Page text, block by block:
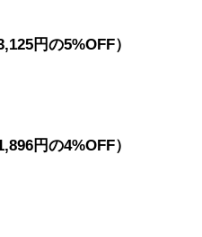
円の5%OFF）
円の4%OFF）